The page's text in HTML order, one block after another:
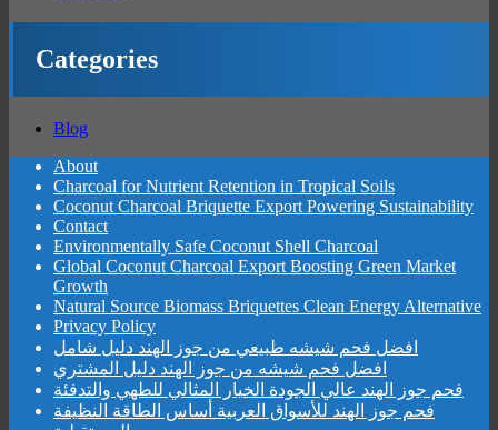
Categories
Blog
About
Charcoal for Nutrient Retention in Tropical Soils
Coconut Charcoal Briquette Export Powering Sustainability
Contact
Environmentally Safe Coconut Shell Charcoal
Global Coconut Charcoal Export Boosting Green Market
Growth
Natural Source Biomass Briquettes Clean Energy Alternative
Privacy Policy
افضل فحم شيشه طبيعي من جوز الهند دليل شامل
افضل فحم شيشه من جوز الهند دليل المشتري
فحم جوز الهند عالي الجودة الخيار المثالي للطهي والتدفئة
فحم جوز الهند للأسواق العربية أساس الطاقة النظيفة